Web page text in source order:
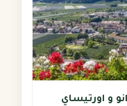
و اورتيساي